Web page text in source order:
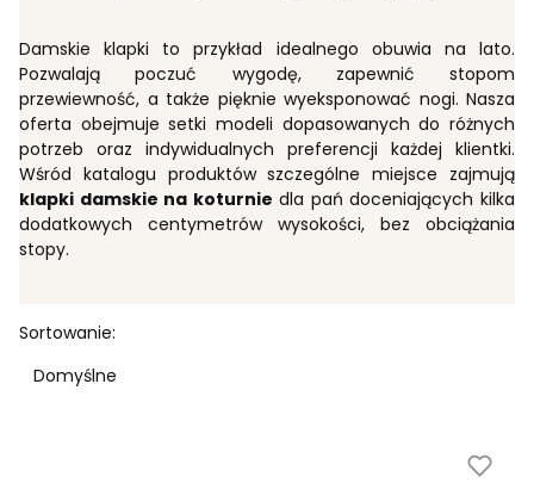
Damskie klapki to przykład idealnego obuwia na lato.
Pozwalają poczuć wygodę, zapewnić stopom
przewiewność, a także pięknie wyeksponować nogi. Nasza
oferta obejmuje setki modeli dopasowanych do różnych
potrzeb oraz indywidualnych preferencji każdej klientki.
Wśród katalogu produktów szczególne miejsce zajmują
klapki damskie na koturnie dla pań doceniających kilka
dodatkowych centymetrów wysokości, bez obciążania
stopy.
Lista produktów
Sortowanie:
Domyślne